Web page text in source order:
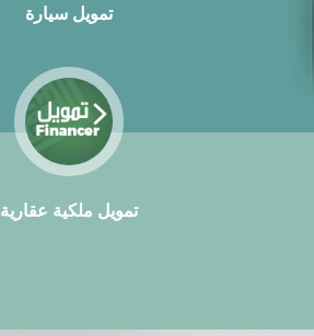
تمويل سيارة
تمويل ملكية عقارية